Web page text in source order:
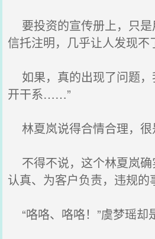
要投资的宣传册上，只
信托注明，几乎让人发现不
如果，真的出现了问题，
开干系……”
林夏岚说得合情合理，很
不得不说，这个林夏岚确
认真、为客户负责，违规的
“咯咯、咯咯！”虞梦瑶却